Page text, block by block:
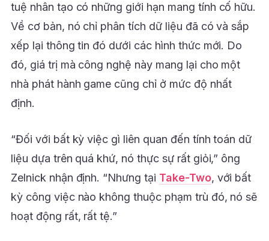
tuệ nhân tạo có những giới hạn mang tính cố hữu.
Về cơ bản, nó chỉ phân tích dữ liệu đã có và sắp
xếp lại thông tin đó dưới các hình thức mới. Do
đó, giá trị mà công nghệ này mang lại cho một
nhà phát hành game cũng chỉ ở mức độ nhất
định.
“Đối với bất kỳ việc gì liên quan đến tính toán dữ
liệu dựa trên quá khứ, nó thực sự rất giỏi,” ông
Zelnick nhận định. “Nhưng tại Take-Two, với bất
kỳ công việc nào không thuộc phạm trù đó, nó sẽ
hoạt động rất, rất tệ.”